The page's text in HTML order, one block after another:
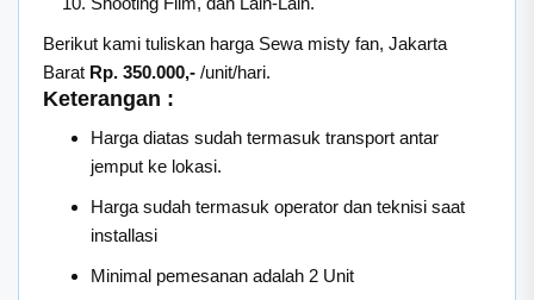
Berikut kami tuliskan harga Sewa misty fan, Jakarta
Barat Rp. 350.000,- /unit/hari.
Keterangan :
Harga diatas sudah termasuk transport antar
jemput ke lokasi.
Harga sudah termasuk operator dan teknisi saat
installasi
Minimal pemesanan adalah 2 Unit